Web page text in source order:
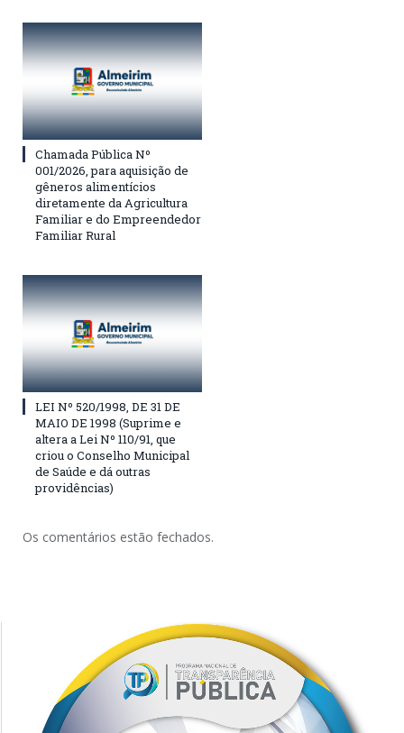
Chamada Pública Nº
001/2026, para aquisição de
gêneros alimentícios
diretamente da Agricultura
Familiar e do Empreendedor
Familiar Rural
LEI Nº 520/1998, DE 31 DE
MAIO DE 1998 (Suprime e
altera a Lei Nº 110/91, que
criou o Conselho Municipal
de Saúde e dá outras
providências)
Os comentários estão fechados.